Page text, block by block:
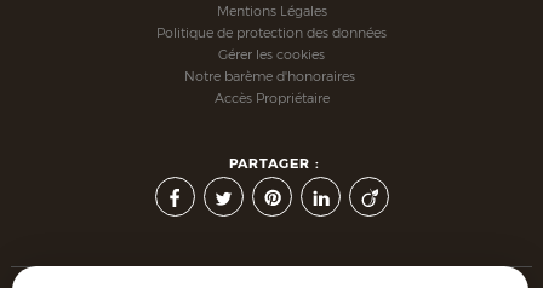
Mentions Légales
Politique de protection des données
Gérer les cookies
Notre barème d'honoraires
Accès Propriétaire
PARTAGER :